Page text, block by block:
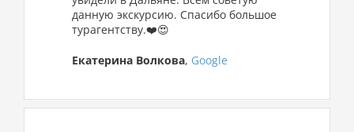
данную экскурсию. Спасибо большое
турагентству.❤️😍
Екатерина Волкова, Google